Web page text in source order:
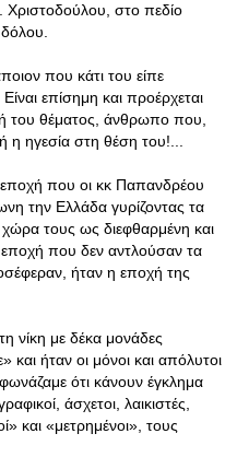
Χριστοδούλου, στο πεδίο
που κάτι του είπε
επίσημη και προέρχεται
του θέματος, άνθρωπο που,
η ηγεσία στη θέση του!...
που οι κκ Παπανδρέου
την Ελλάδα γυρίζοντας τα
χώρα τους ως διεφθαρμένη και
εποχή που δεν αντλούσαν τα
ήταν η εποχή της
νίκη με δέκα μονάδες
ήταν οι μόνοι και απόλυτοι
ότι κάνουν έγκλημα
άσχετοι, λαικιστές,
και «μετρημένοι», τους